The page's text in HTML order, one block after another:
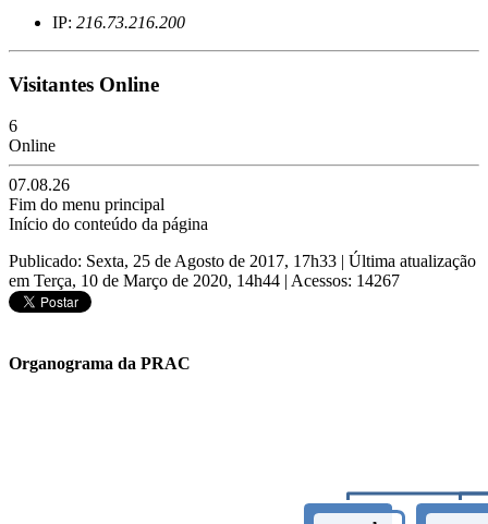
IP: 216.73.216.200
Visitantes Online
6
Online
07.08.26
Fim do menu principal
Início do conteúdo da página
Publicado: Sexta, 25 de Agosto de 2017, 17h33
Última atualização
em Terça, 10 de Março de 2020, 14h44 Acessos: 14267
Organograma da PRAC